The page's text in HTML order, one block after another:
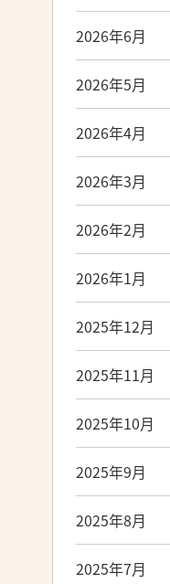
2026年6月
2026年5月
2026年4月
2026年3月
2026年2月
2026年1月
2025年12月
2025年11月
2025年10月
2025年9月
2025年8月
2025年7月